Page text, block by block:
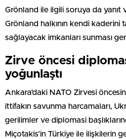
Grönland ile ilgili soruya da yanıt
Grönland halkının kendi kaderini
sağlayacak imkanları sunması
Zirve öncesi
yoğunlaştı
Ankara’daki NATO Zirvesi
ittifakın savunma harcamaları,
gerilimler ve diplomasi
Miçotakis’in Türkiye ile ilişkilerin